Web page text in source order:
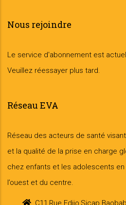
Nous rejoindre
Le service d'abonnement est
Veuillez réessayer plus tard.
Réseau EVA
Réseau des acteurs de santé
et la qualité de la prise en charge
chez enfants et les adolescents
l’ouest et du centre.
C11,Rue Edjio,Sicap